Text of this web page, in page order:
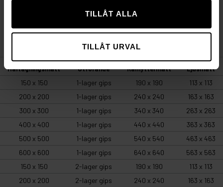
TILLÅT ALLA
TILLÅT URVAL
Håltagningsmått Utförande Ramyttermått Ljusmått
150 x 150 1-lager gips 190 x 190
113 x 113
200 x 200
1-lager gips 240 x 240
163 x 163
300 x 300
1-lager gips 340 x 340
263 x 263
400 x 400
1-lager gips 440 x 440
363 x 363
500 x 500
1-lager gips 540 x 540
463 x 463
600 x 600
1-lager gips 640 x 640
563 x 563
150 x 150
2-lager gips 190 x 190
113 x 113
200 x 200
2-lager gips 240 x 240
163 x 163